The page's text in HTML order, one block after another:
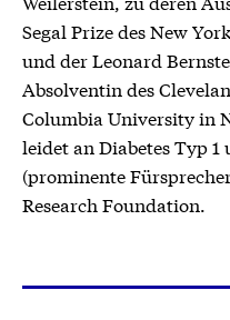
Segal Prize des New
und der Leonard
Absolventin des
Columbia University in
leidet an Diabetes Typ
(prominente
Research Foundation.